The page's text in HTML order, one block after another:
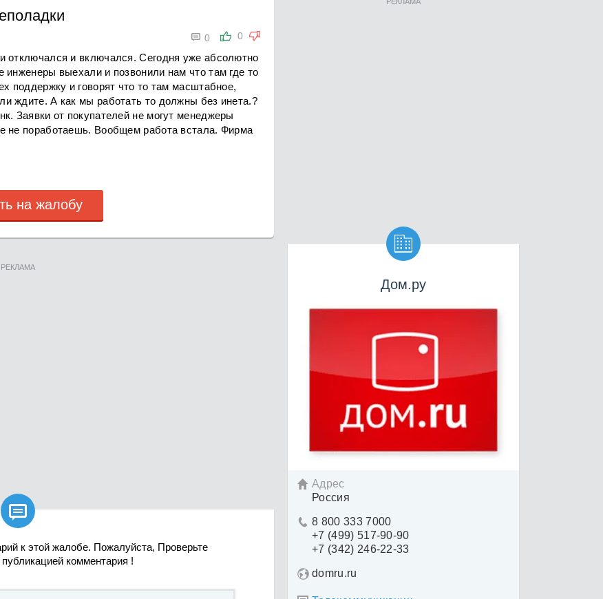
0
 0
отключался и включался. Сегодня уже абсолютно
инженеры выехали и позвонили нам что там где то
поддержку и говорят что то там масштабное,
ждите. А как мы работать то должны без инета.?
Заявки от покупателей не могут менеджеры
не поработаешь. Вообщем работа встала. Фирма
на жалобу
РЕКЛАМА

к этой жалобе. Пожалуйста, Проверьте
комментария !

Дом.ру
 Адрес
Россия
 8 800 333 7000
+7 (499) 517-90-90
+7 (342) 246-22-33
domru.ru